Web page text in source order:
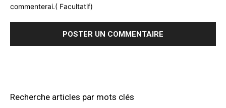
commenterai.( Facultatif)
Recherche articles par mots clés